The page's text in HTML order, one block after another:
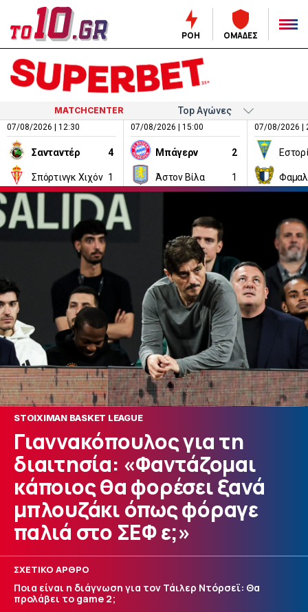
ΡΟΗ ΟΜΑΔΕΣ
MATCHCENTER
07/08/2026 | 12:30
Σανταντέρ 4
Σπόρτινγκ Χιχόν 1
07/08/2026 | 15:00
Μπάγερν 2
Άστον Βίλα 1
07/08/2026 |
STOIXIMAN BASKET LEAGUE
Γιαννακόπουλος για τη
διαιτησία: «Φαντάζομαι
κάποιος θα φορέσει ξανά
μπλουζάκι όπως φόραγε
παλιά στο ΣΕΦ ε;»
ΣΧΕΤΙΚΟ ΑΡΘΡΟ
Ποια είναι η διάγνωση για τον Τάιλερ Ντόρσεϊ: Θα
προλάβει το game 2;